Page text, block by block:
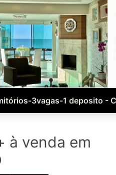
3vagas-1 deposito -
à venda em